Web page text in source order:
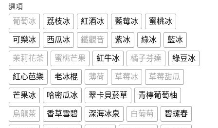
選項
葡萄冰 荔枝冰 紅酒冰 藍莓冰 蜜桃冰
可樂冰 西瓜冰 鐵觀音 紫冰 綠冰 藍冰
茉莉花茶 蜜桃芒果 紅牛冰 橘子芬達 綠豆冰
紅心芭樂 老冰棍 薄荷 草莓冰 草莓甜瓜
芒果冰 哈密瓜冰 翠卡貝菸草 青檸葡萄柚
烏龍茶 香草雪碧 深海冰泉 白葡萄 碧螺春